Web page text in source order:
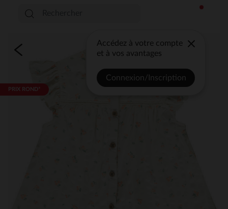
Accédez à votre compte
et à vos avantages
Connexion/Inscription
PRIX ROND*